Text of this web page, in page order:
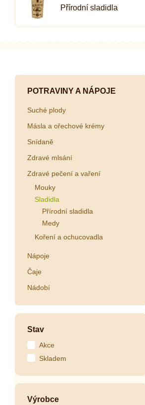
Kombuchy
Přírodní sladidla
POTRAVINY A NÁPOJE
Suché plody
Másla a ořechové krémy
Snídaně
Zdravé mlsání
Zdravé pečení a vaření
Mouky
Sladidla
Přírodní sladidla
Medy
Koření a ochucovadla
Nápoje
Čaje
Nádobí
Stav
Akce
Skladem
Výrobce